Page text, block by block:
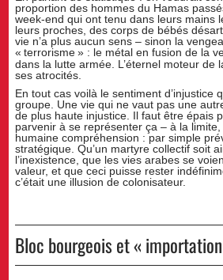
proportion des hommes du Hamas
week-end qui ont tenu dans leurs mains
leurs proches, des corps de bébés
vie n’a plus aucun sens – sinon la
« terrorisme » : le métal en fusion de la
dans la lutte armée. L’éternel moteur de
ses atrocités.
En tout cas voilà le sentiment d’injustice
groupe. Une vie qui ne vaut pas une
de plus haute injustice. Il faut être épais
parvenir à se représenter ça – à la
humaine compréhension : par simple
stratégique. Qu’un martyre collectif soit
l’inexistence, que les vies arabes se
valeur, et que ceci puisse rester
c’était une illusion de colonisateur.
Bloc bourgeois et « importation